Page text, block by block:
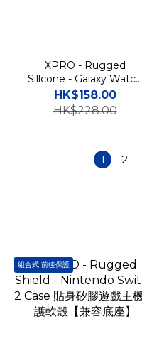
XPRO - Rugged
Sillcone - Galaxy Watch
Band 矽膠運動智能手錶帶
HK$158.00
HK$228.00
1 2
組合式 前後保護